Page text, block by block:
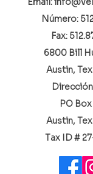
Número:
Fax:
6800 Bill
Austin,
PO
Austin,
​Tax ID #